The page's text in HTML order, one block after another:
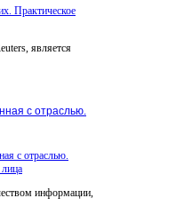
является
с отраслью.
информации,